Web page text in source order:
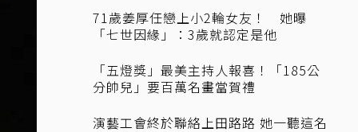
71歲姜厚任戀上小2輪女友！ 她曝
「七世因緣」：3歲就認定是他
「五燈獎」最美主持人報喜！「185公
分帥兒」要百萬名畫當賀禮
演藝工會終於聯絡上田路路 她一聽這名